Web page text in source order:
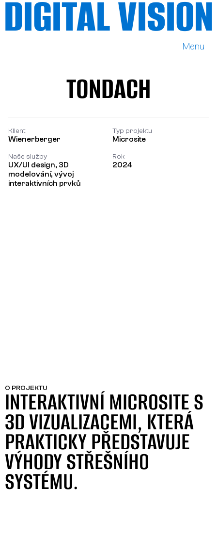
DIGITAL VISION
Menu
TONDACH
Klient
Wienerberger
Typ projektu
Microsite
Naše služby
UX/UI design, 3D
modelování, vývoj
interaktivních prvků
Rok
2024
O PROJEKTU
INTERAKTIVNÍ MICROSITE S
3D VIZUALIZACEMI, KTERÁ
PRAKTICKY PŘEDSTAVUJE
VÝHODY STŘEŠNÍHO
SYSTÉMU.